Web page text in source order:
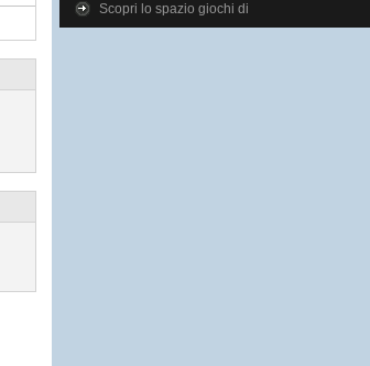
Scopri lo spazio giochi di